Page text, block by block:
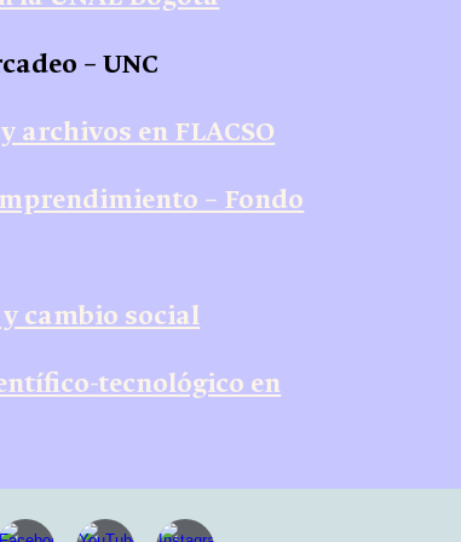
– UNC
en FLACSO
– Fondo
cambio social
tecnológico en